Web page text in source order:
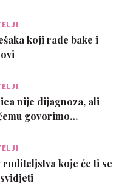
koji rade bake i
nije dijagnoza, ali
govorimo…
koje će ti se